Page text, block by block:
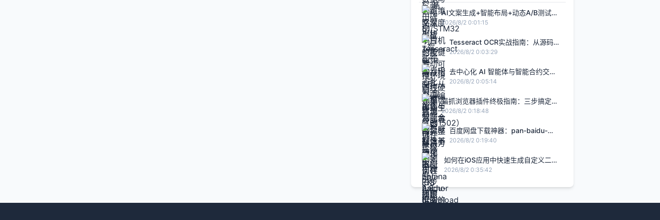
AI文案生成+智能布局+动态A/B测试：
打造转化率提升2.8倍的H5智能设计闭
环，限免内测通道今日关闭
2026/8/2 0:01:15
Tesseract OCR实战指南：从源码编
译到生产部署的完整解决方案
2026/8/2 0:03:29
去中心化 AI 智能体与智能合约交
互：基于 Rust Solana Anchor 框架
2026/8/2 0:05:14
猫抓浏览器插件终极指南：三步搞定网
页视频下载的完整解决方案
2026/8/2 0:18:48
百度网盘下载神器：pan-baidu-
download的终极实战指南
2026/8/2 0:19:40
如何在iOS应用中快速生成自定义二维
码的完整指南
2026/8/2 0:35:42